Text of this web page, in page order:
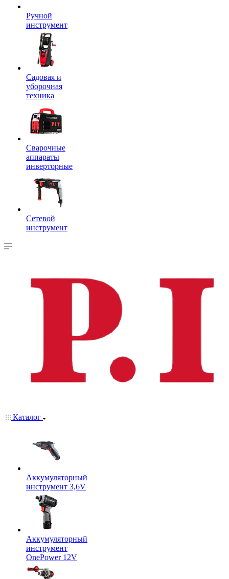
Ручной
инструмент
Садовая и
уборочная
техника
Сварочные
аппараты
инверторные
Сетевой
инструмент
Каталог
Аккумуляторный
инструмент 3,6V
Аккумуляторный
инструмент
OnePower 12V